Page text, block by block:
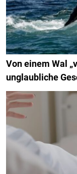
Von einem Wal
unglaubliche